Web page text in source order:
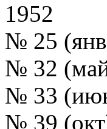
1952
№ 25
№ 32
№ 33
№ 39